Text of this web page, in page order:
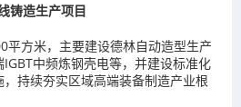
铸造生产项目
平方米，主要建设德林自动造型生产
中频炼钢壳电等，并建设标准化
持续夯实区域高端装备制造产业根